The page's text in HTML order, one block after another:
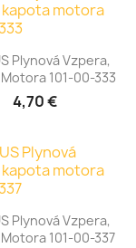
Plynová Vzpera,
101-00-333
4,70 €
Plynová Vzpera,
101-00-337